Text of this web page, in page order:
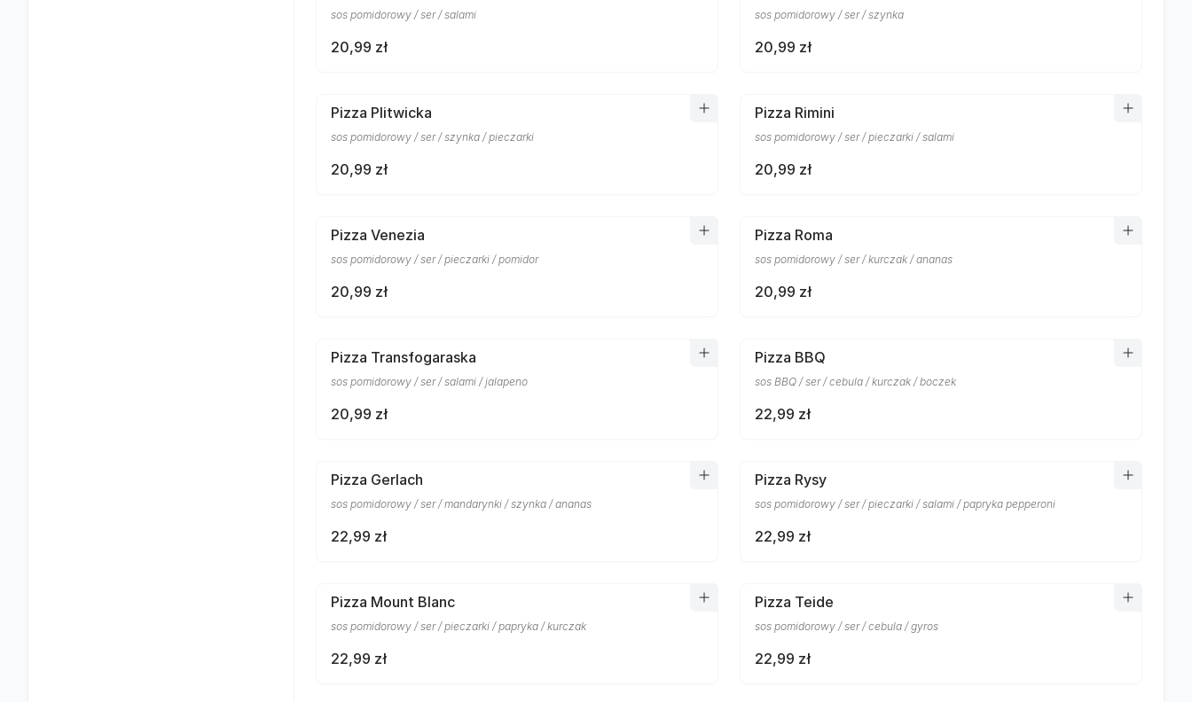
sos pomidorowy / ser / salami
20,99 zł
sos pomidorowy / ser / szynka
20,99 zł
Pizza Plitwicka
sos pomidorowy / ser / szynka / pieczarki
20,99 zł
Pizza Rimini
sos pomidorowy / ser / pieczarki / salami
20,99 zł
Pizza Venezia
sos pomidorowy / ser / pieczarki / pomidor
20,99 zł
Pizza Roma
sos pomidorowy / ser / kurczak / ananas
20,99 zł
Pizza Transfogaraska
sos pomidorowy / ser / salami / jalapeno
20,99 zł
Pizza BBQ
sos BBQ / ser / cebula / kurczak / boczek
22,99 zł
Pizza Gerlach
sos pomidorowy / ser / mandarynki / szynka / ananas
22,99 zł
Pizza Rysy
sos pomidorowy / ser / pieczarki / salami / papryka pepperoni
22,99 zł
Pizza Mount Blanc
sos pomidorowy / ser / pieczarki / papryka / kurczak
22,99 zł
Pizza Teide
sos pomidorowy / ser / cebula / gyros
22,99 zł